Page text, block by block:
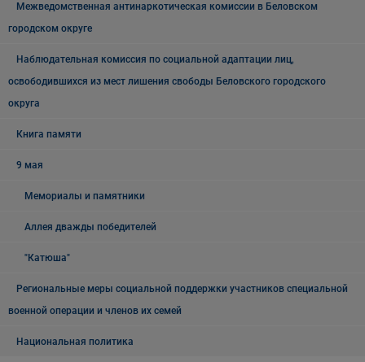
Межведомственная антинаркотическая комиссии в Беловском
городском округе
Наблюдательная комиссия по социальной адаптации лиц,
освободившихся из мест лишения свободы Беловского городского
округа
Книга памяти
9 мая
Мемориалы и памятники
Аллея дважды победителей
"Катюша"
Региональные меры социальной поддержки участников специальной
военной операции и членов их семей
Национальная политика